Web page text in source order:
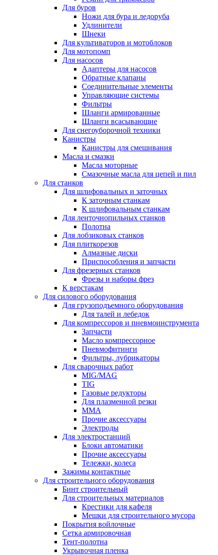
Для буров
Ножи для бура и ледоруба
Удлинители
Шнеки
Для культиваторов и мотоблоков
Для мотопомп
Для насосов
Адаптеры для насосов
Обратные клапаны
Соединительные элементы
Управляющие системы
Фильтры
Шланги армированные
Шланги всасывающие
Для снегоуборочной техники
Канистры
Канистры для смешивания
Масла и смазки
Масла моторные
Смазочные масла для цепей и пил
Для станков
Для шлифовальных и заточных
К заточным станкам
К шлифовальным станкам
Для ленточнопильных станков
Полотна
Для лобзиковых станков
Для плиткорезов
Алмазные диски
Приспособления и запчасти
Для фрезерных станков
Фрезы и наборы фрез
К верстакам
Для силового оборудования
Для грузоподъемного оборудования
Для талей и лебедок
Для компрессоров и пневмоинструмента
Запчасти
Масло компрессорное
Пневмофитинги
Фильтры, лубрикаторы
Для сварочных работ
MIG/MAG
TIG
Газовые редукторы
Для плазменной резки
ММА
Прочие аксессуары
Электроды
Для электростанций
Блоки автоматики
Прочие аксессуары
Тележки, колеса
Зажимы контактные
Для строительного оборудования
Бинт строительный
Для строительных материалов
Крестики для кафеля
Мешки для строительного мусора
Покрытия войлочные
Сетка армировочная
Тент-полотна
Укрывочная пленка